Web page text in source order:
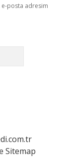
e-posta adresim
Sitemap